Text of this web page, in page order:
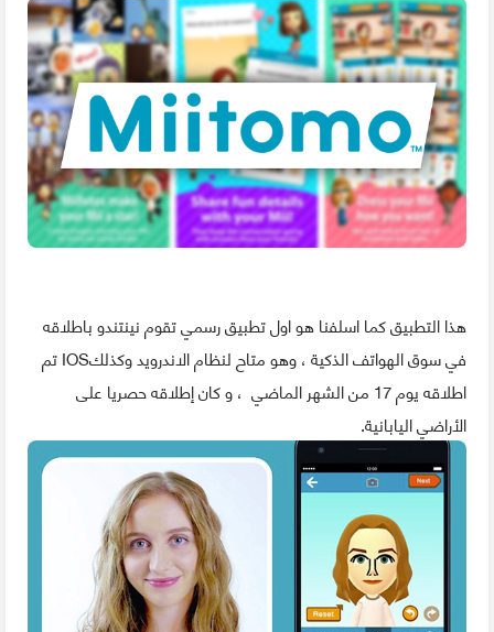
هذا التطبيق كما اسلفنا هو اول تطبيق رسمي تقوم نينتندو باطلاقه
في سوق الهواتف الذكية ، وهو متاح لنظام الاندرويد وكذلكIOS تم
اطلاقه يوم 17 من الشهر الماضي ، و كان إطلاقه حصريا على
الأراضي اليابانية.